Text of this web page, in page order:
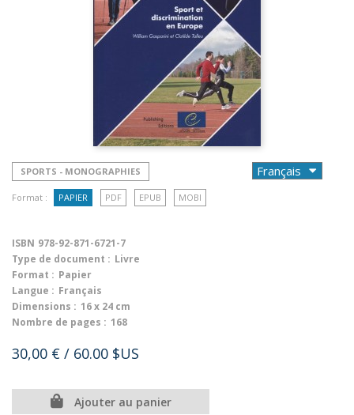
SPORTS - MONOGRAPHIES
Format : PAPIER PDF EPUB MOBI
ISBN 978-92-871-6721-7
Type de document : Livre
Format : Papier
Langue : Français
Dimensions : 16 x 24 cm
Nombre de pages : 168
30,00 € / 60.00 $US
Ajouter au panier